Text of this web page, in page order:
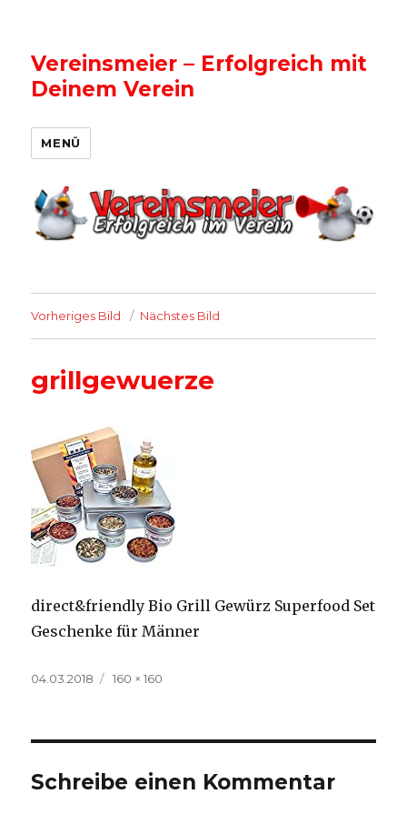
Vereinsmeier – Erfolgreich mit
Deinem Verein
MENÜ
Vorheriges Bild Nächstes Bild
grillgewuerze
direct&friendly Bio Grill Gewürz Superfood Set
Geschenke für Männer
Veröffentlicht
04.03.2018
Volle
160 × 160
Schreibe einen Kommentar